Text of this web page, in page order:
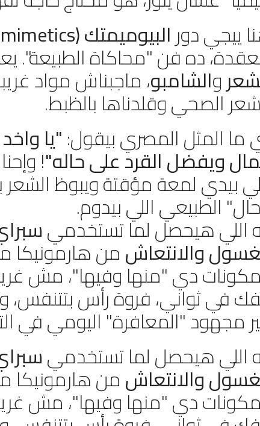
ييجي دورالبيوميمتك (Biomimetics)
ده فن "محاكاة الطبيعة".
والشامبو، ماجبناش مواد
الصحي وقلدناها بالظبط.
ما المثل المصري بيقول:"يا
ويفضل القرد على حاله"!
بيدي لمعة مؤقتة ويبوظ الشعر
الطبيعي اللي بيدوم.
اللي هيحصل لما تستخدمي
والانتعاشمن
دي "منها وفيها"، مش
في ثواني، فروة رأس بتتنفس،
مجهود "المعافرة" اليومي في
اللي هيحصل لما تستخدمي
والانتعاشمن
دي "منها وفيها"، مش